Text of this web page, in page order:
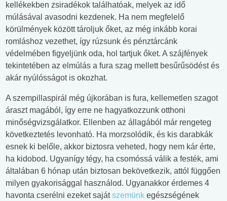
kellékekben zsiradékok találhatóak, melyek az idő
múlásával avasodni kezdenek. Ha nem megfelelő
körülmények között tároljuk őket, az még inkább korai
romláshoz vezethet, így rúzsunk és pénztárcánk
védelmében figyeljünk oda, hol tartjuk őket. A szájfények
tekintetében az elmúlás a fura szag mellett besűrűsödést és
akár nyúlósságot is okozhat.
A szempillaspirál még újkorában is fura, kellemetlen szagot
áraszt magából, így erre ne hagyatkozzunk otthoni
minőségvizsgálatkor. Ellenben az állagából már rengeteg
következtetés levonható. Ha morzsolódik, és kis darabkák
esnek ki belőle, akkor biztosra veheted, hogy nem kár érte,
ha kidobod. Ugyanígy tégy, ha csomóssá válik a festék, ami
általában 6 hónap után biztosan bekövetkezik, attól függően
milyen gyakorisággal használod. Ugyanakkor érdemes 4
havonta cserélni ezeket sajátszemünk egészségének